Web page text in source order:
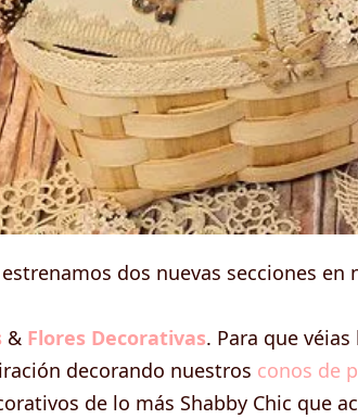
dos nuevas secciones en
& Flores Decorativas. Para que
decorando nuestros conos de
de lo más Shabby Chic que